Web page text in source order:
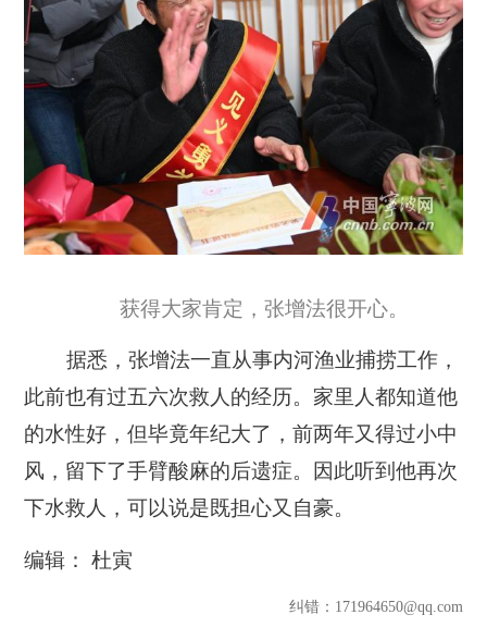
获得大家肯定，张增法很开心。
据悉，张增法一直从事内河渔业捕捞工作，
此前也有过五六次救人的经历。家里人都知道他
的水性好，但毕竟年纪大了，前两年又得过小中
风，留下了手臂酸麻的后遗症。因此听到他再次
下水救人，可以说是既担心又自豪。
编辑： 杜寅
纠错：171964650@qq.com